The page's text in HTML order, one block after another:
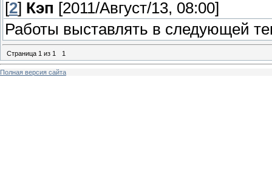
[2] Кэп [2011/Август/13, 08:00]
Работы выставлять в следующей
Страница 1 из 1 1
Полная версия сайта